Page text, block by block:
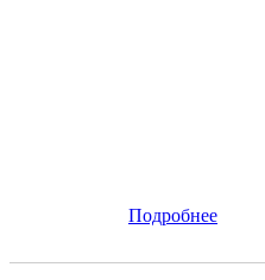
Подробнее